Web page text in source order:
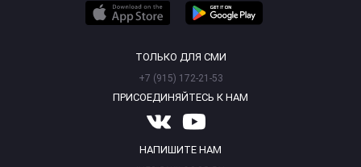
ТОЛЬКО ДЛЯ СМИ
+7 (915) 172-21-53
ПРИСОЕДИНЯЙТЕСЬ К НАМ
НАПИШИТЕ НАМ